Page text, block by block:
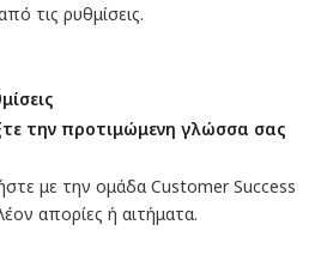
τις ρυθμίσεις.
την προτιμώμενη γλώσσα σας
με την ομάδα Customer Success
απορίες ή αιτήματα.